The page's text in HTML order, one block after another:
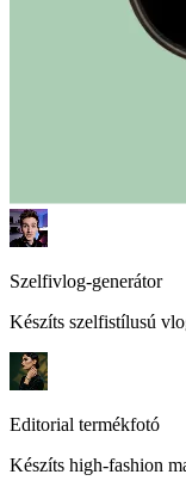
Szelfivlog-generátor
Készíts szelfistílusú
Editorial termékfotó
Készíts high-fashion